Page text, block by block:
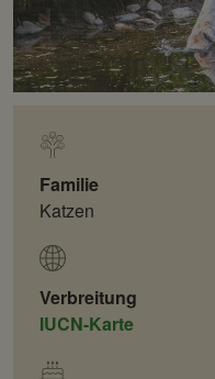
Familie
Katzen
Verbreitung
IUCN-Karte